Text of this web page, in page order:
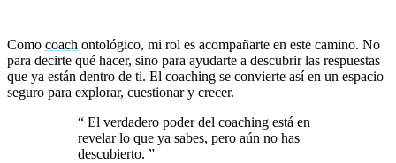
Como coach ontológico, mi rol es acompañarte en este camino. No
para decirte qué hacer, sino para ayudarte a descubrir las respuestas
que ya están dentro de ti. El coaching se convierte así en un espacio
seguro para explorar, cuestionar y crecer.
“ El verdadero poder del coaching está en
revelar lo que ya sabes, pero aún no has
descubierto. ”